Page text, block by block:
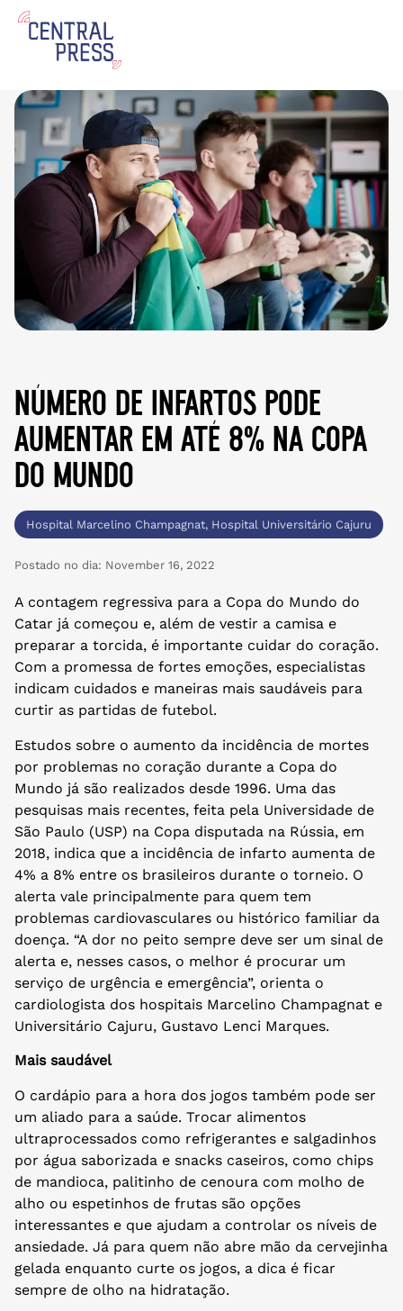
número de infartos pode
aumentar em até 8% na copa
do mundo
Hospital Marcelino Champagnat, Hospital Universitário Cajuru
Postado no dia: November 16, 2022
A contagem regressiva para a Copa do Mundo do
Catar já começou e, além de vestir a camisa e
preparar a torcida, é importante cuidar do coração.
Com a promessa de fortes emoções, especialistas
indicam cuidados e maneiras mais saudáveis para
curtir as partidas de futebol.
Estudos sobre o aumento da incidência de mortes
por problemas no coração durante a Copa do
Mundo já são realizados desde 1996. Uma das
pesquisas mais recentes, feita pela Universidade de
São Paulo (USP) na Copa disputada na Rússia, em
2018, indica que a incidência de infarto aumenta de
4% a 8% entre os brasileiros durante o torneio. O
alerta vale principalmente para quem tem
problemas cardiovasculares ou histórico familiar da
doença. “A dor no peito sempre deve ser um sinal de
alerta e, nesses casos, o melhor é procurar um
serviço de urgência e emergência”, orienta o
cardiologista dos hospitais Marcelino Champagnat e
Universitário Cajuru, Gustavo Lenci Marques.
Mais saudável
O cardápio para a hora dos jogos também pode ser
um aliado para a saúde. Trocar alimentos
ultraprocessados como refrigerantes e salgadinhos
por água saborizada e snacks caseiros, como chips
de mandioca, palitinho de cenoura com molho de
alho ou espetinhos de frutas são opções
interessantes e que ajudam a controlar os níveis de
ansiedade. Já para quem não abre mão da cervejinha
gelada enquanto curte os jogos, a dica é ficar
sempre de olho na hidratação.